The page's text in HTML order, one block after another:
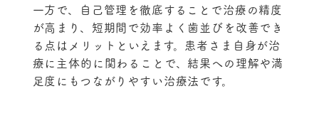
一方で、自己管理を徹底することで治療の精度
が高まり、短期間で効率よく歯並びを改善でき
る点はメリットといえます。患者さま自身が治
療に主体的に関わることで、結果への理解や満
足度にもつながりやすい治療法です。